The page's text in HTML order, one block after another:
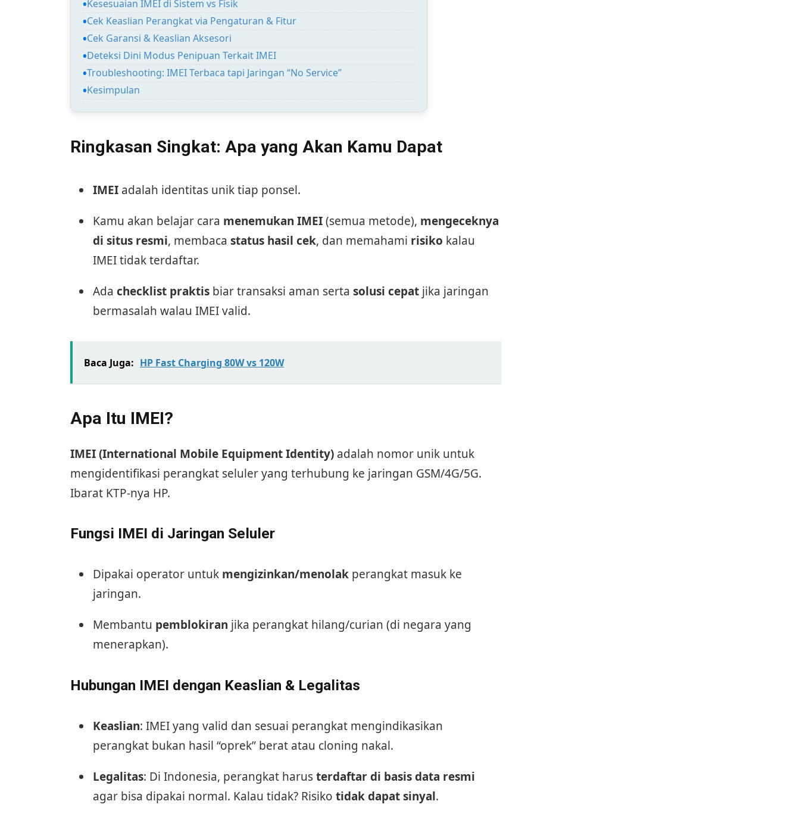
Kesesuaian IMEI di Sistem vs Fisik
Cek Keaslian Perangkat via Pengaturan & Fitur
Cek Garansi & Keaslian Aksesori
Deteksi Dini Modus Penipuan Terkait IMEI
Troubleshooting: IMEI Terbaca tapi Jaringan “No Service”
Kesimpulan
Ringkasan Singkat: Apa yang Akan Kamu Dapat
IMEIadalah identitas unik tiap ponsel.
Kamu akan belajar cara menemukan IMEI(semua metode), mengeceknya
di situs resmi, membaca status hasil cek, dan memahami risiko kalau
IMEI tidak terdaftar.
Ada checklist praktisbiar transaksi aman serta solusi cepatjika jaringan
bermasalah walau IMEI valid.
Baca Juga: HP Fast Charging 80W vs 120W
Apa Itu IMEI?
IMEI (International Mobile Equipment Identity)adalah nomor unik untuk
mengidentifikasi perangkat seluler yang terhubung ke jaringan GSM/4G/5G.
Ibarat KTP-nya HP.
Fungsi IMEI di Jaringan Seluler
Dipakai operator untuk mengizinkan/menolakperangkat masuk ke
jaringan.
Membantu pemblokiran jika perangkat hilang/curian (di negara yang
menerapkan).
Hubungan IMEI dengan Keaslian & Legalitas
Keaslian: IMEI yang valid dan sesuai perangkat mengindikasikan
perangkat bukan hasil “oprek” berat atau cloning nakal.
Legalitas: Di Indonesia, perangkat harusterdaftar di basis data resmi
agar bisa dipakai normal. Kalau tidak? Risiko tidak dapat sinyal.